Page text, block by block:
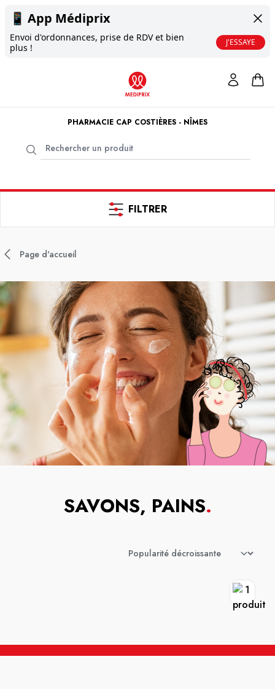
📱 App Médiprix
Envoi d'ordonnances, prise de RDV et bien
plus !
J'ESSAYE
PHARMACIE CAP COSTIÈRES - NÎMES
FILTRER
Page d'accueil
SAVONS, PAINS.